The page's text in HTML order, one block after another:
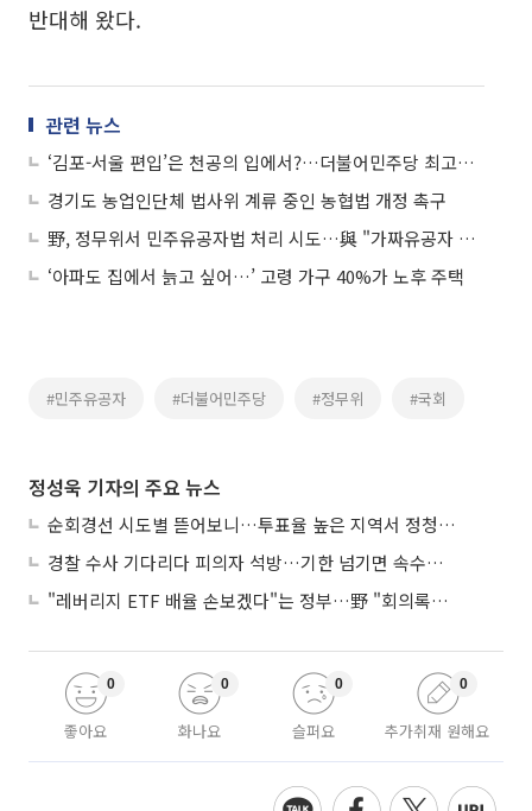
반대해 왔다.
관련 뉴스
‘김포-서울 편입’은 천공의 입에서?…더불어민주당 최고위에 등장한 영상
경기도 농업인단체 법사위 계류 중인 농협법 개정 촉구
野, 정무위서 민주유공자법 처리 시도…與 "가짜유공자 양산법"
‘아파도 집에서 늙고 싶어…’ 고령 가구 40%가 노후 주택
#민주유공자 #더불어민주당 #정무위 #국회
정성욱 기자의 주요 뉴스
순회경선 시도별 뜯어보니…투표율 높은 지역서 정청래 강세
경찰 수사 기다리다 피의자 석방…기한 넘기면 속수무책
"레버리지 ETF 배율 손보겠다"는 정부…野 "회의록부터 내놔야"
좋아요
0
화나요
0
슬퍼요
0
추가취재 원해요
0